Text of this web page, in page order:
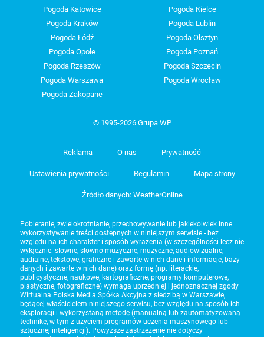
Pogoda Katowice
Pogoda Kielce
Pogoda Kraków
Pogoda Lublin
Pogoda Łódź
Pogoda Olsztyn
Pogoda Opole
Pogoda Poznań
Pogoda Rzeszów
Pogoda Szczecin
Pogoda Warszawa
Pogoda Wrocław
Pogoda Zakopane
© 1995-2026 Grupa WP
Reklama O nas Prywatność
Ustawienia prywatności Regulamin Mapa strony
Źródło danych: WeatherOnline
Pobieranie, zwielokrotnianie, przechowywanie lub jakiekolwiek inne
wykorzystywanie treści dostępnych w niniejszym serwisie - bez
względu na ich charakter i sposób wyrażenia (w szczególności lecz nie
wyłącznie: słowne, słowno-muzyczne, muzyczne, audiowizualne,
audialne, tekstowe, graficzne i zawarte w nich dane i informacje, bazy
danych i zawarte w nich dane) oraz formę (np. literackie,
publicystyczne, naukowe, kartograficzne, programy komputerowe,
plastyczne, fotograficzne) wymaga uprzedniej i jednoznacznej zgody
Wirtualna Polska Media Spółka Akcyjna z siedzibą w Warszawie,
będącej właścicielem niniejszego serwisu, bez względu na sposób ich
eksploracji i wykorzystaną metodę (manualną lub zautomatyzowaną
technikę, w tym z użyciem programów uczenia maszynowego lub
sztucznej inteligencji). Powyższe zastrzeżenie nie dotyczy